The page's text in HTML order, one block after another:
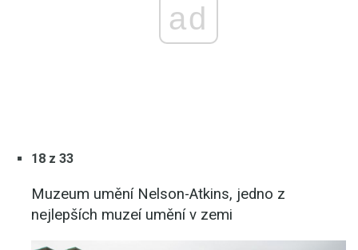
ad
18 z 33
Muzeum umění Nelson-Atkins, jedno z
nejlepších muzeí umění v zemi